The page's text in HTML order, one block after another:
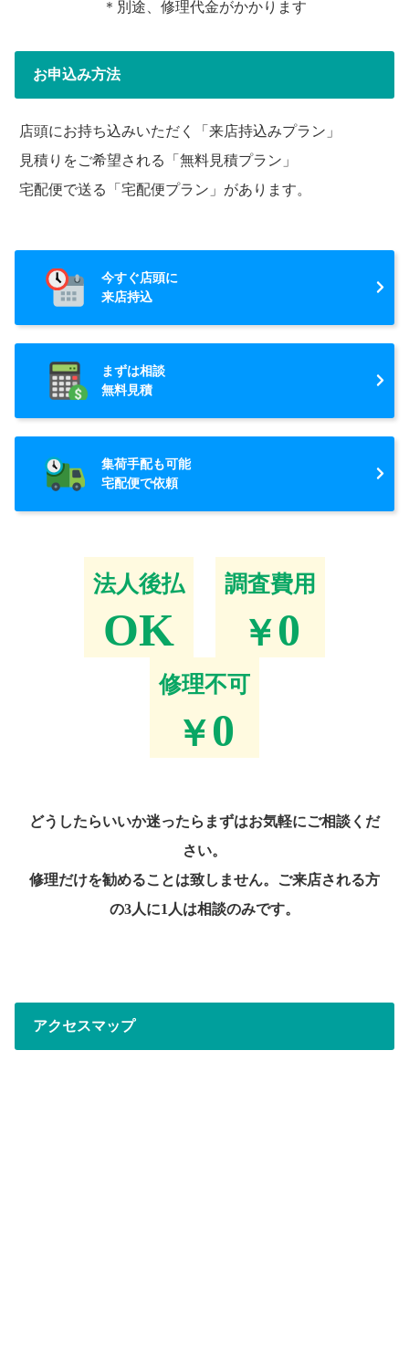
＊別途、修理代金がかかります
お申込み方法
店頭にお持ち込みいただく「来店持込みプラン」
見積りをご希望される「無料見積プラン」
宅配便で送る「宅配便プラン」があります。
今すぐ店頭に
来店持込
まずは相談
無料見積
集荷手配も可能
宅配便で依頼
法人後払
OK
調査費用
￥0
修理不可
￥0
どうしたらいいか迷ったらまずはお気軽にご相談くだ
さい。
修理だけを勧めることは致しません。ご来店される方
の3人に1人は相談のみです。
アクセスマップ